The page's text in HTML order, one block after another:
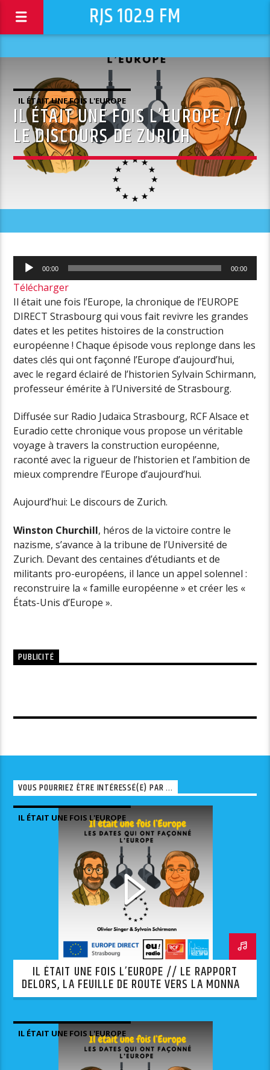
RJS 102.9 FM
IL ÉTAIT UNE FOIS L'EUROPE
IL ÉTAIT UNE FOIS L’EUROPE //
LE DISCOURS DE ZURICH
Lecteur
audio
00:00 00:00
Télécharger
Il était une fois l’Europe, la chronique de l’EUROPE
DIRECT Strasbourg qui vous fait revivre les grandes
dates et les petites histoires de la construction
européenne ! Chaque épisode vous replonge dans les
dates clés qui ont façonné l’Europe d’aujourd’hui,
avec le regard éclairé de l’historien Sylvain Schirmann,
professeur émérite à l’Université de Strasbourg.
Diffusée sur Radio Judaïca Strasbourg, RCF Alsace et
Euradio cette chronique vous propose un véritable
voyage à travers la construction européenne,
raconté avec la rigueur de l’historien et l’ambition de
mieux comprendre l’Europe d’aujourd’hui.
Aujourd’hui: Le discours de Zurich.
Winston Churchill, héros de la victoire contre le
nazisme, s’avance à la tribune de l’Université de
Zurich. Devant des centaines d’étudiants et de
militants pro-européens, il lance un appel solennel :
reconstruire la « famille européenne » et créer les «
États-Unis d’Europe ».
PUBLICITÉ
VOUS POURRIEZ ÊTRE INTÉRESSÉ(E) PAR ...
IL ÉTAIT UNE FOIS L'EUROPE
IL ÉTAIT UNE FOIS L’EUROPE // LE RAPPORT
DELORS, LA FEUILLE DE ROUTE VERS LA MONNAIE
UNIQUE
IL ÉTAIT UNE FOIS L'EUROPE